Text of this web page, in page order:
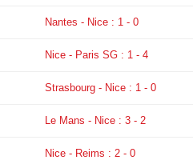
Nantes - Nice : 1 - 0
Nice - Paris SG : 1 - 4
Strasbourg - Nice : 1 - 0
Le Mans - Nice : 3 - 2
Nice - Reims : 2 - 0